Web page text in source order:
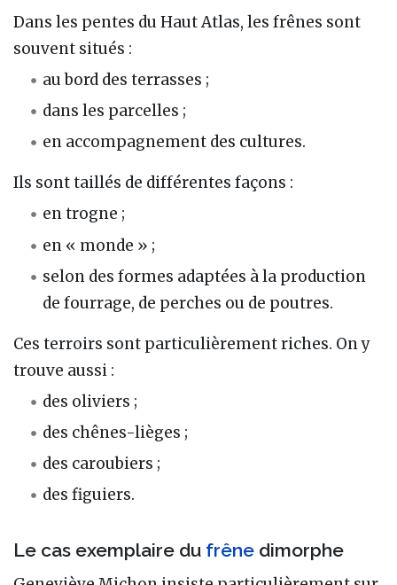
Dans les pentes du Haut Atlas, les frênes sont
souvent situés :
au bord des terrasses ;
dans les parcelles ;
en accompagnement des cultures.
Ils sont taillés de différentes façons :
en trogne ;
en « monde » ;
selon des formes adaptées à la production
de fourrage, de perches ou de poutres.
Ces terroirs sont particulièrement riches. On y
trouve aussi :
des oliviers ;
des chênes-lièges ;
des caroubiers ;
des figuiers.
Le cas exemplaire du frêne dimorphe